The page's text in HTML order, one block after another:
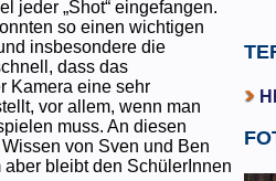
jeder „Shot“ eingefangen.
so einen wichtigen
insbesondere die
dass das
Kamera eine sehr
vor allem, wenn man
muss. An diesen
von Sven und Ben
bleibt den SchülerInnen